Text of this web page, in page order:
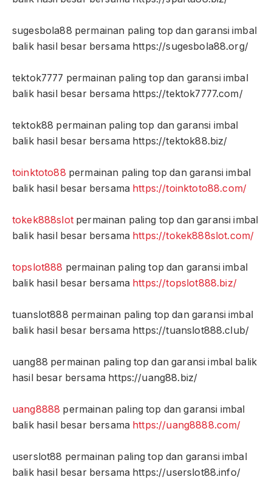
sugesbola88 permainan paling top dan garansi imbal
balik hasil besar bersama https://sugesbola88.org/
tektok7777 permainan paling top dan garansi imbal
balik hasil besar bersama https://tektok7777.com/
tektok88 permainan paling top dan garansi imbal
balik hasil besar bersama https://tektok88.biz/
toinktoto88 permainan paling top dan garansi imbal
balik hasil besar bersama https://toinktoto88.com/
tokek888slotpermainan paling top dan garansi imbal
balik hasil besar bersama https://tokek888slot.com/
topslot888 permainan paling top dan garansi imbal
balik hasil besar bersama https://topslot888.biz/
tuanslot888 permainan paling top dan garansi imbal
balik hasil besar bersama https://tuanslot888.club/
uang88 permainan paling top dan garansi imbal balik
hasil besar bersama https://uang88.biz/
uang8888 permainan paling top dan garansi imbal
balik hasil besar bersama https://uang8888.com/
userslot88 permainan paling top dan garansi imbal
balik hasil besar bersama https://userslot88.info/